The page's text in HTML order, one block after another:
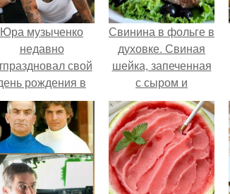
Юра музыченко
недавно
свой
рождения в
кругу самых
и родных
людей.
Свинина в фольге в
духовке. Свиная
шейка, запеченная
с сыром и
помидорами.